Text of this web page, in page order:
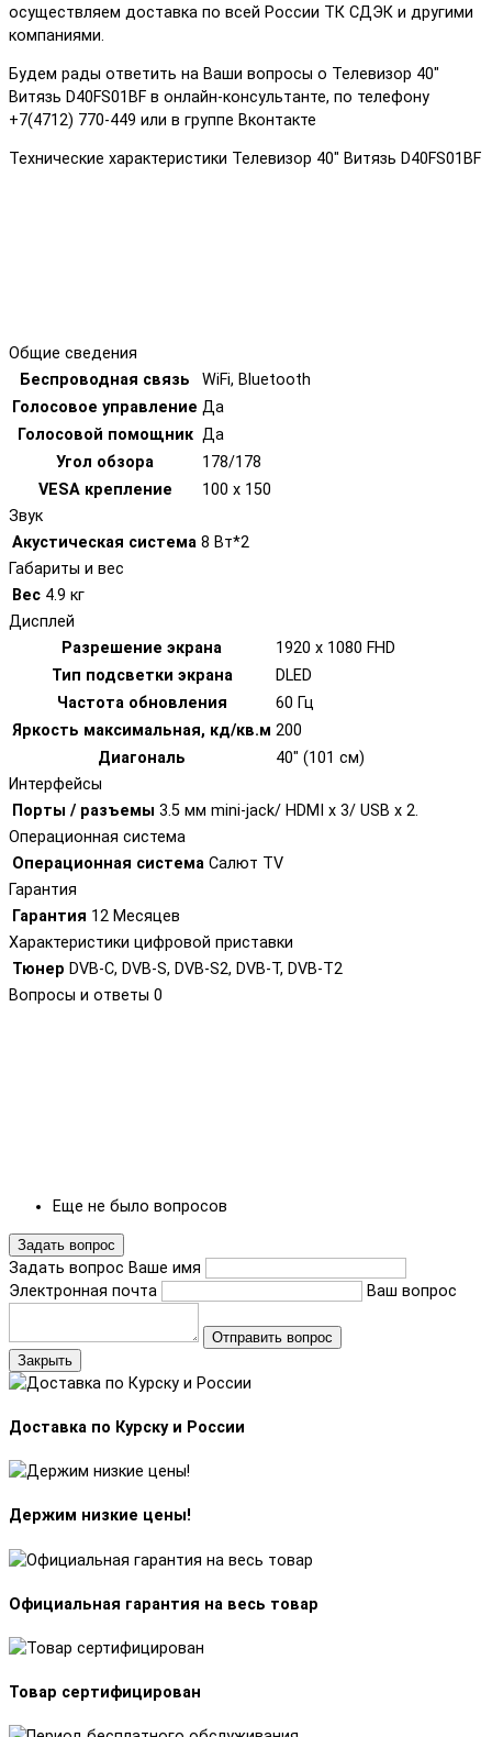
осуществляем доставка по всей России ТК СДЭК и другими
компаниями.
Будем рады ответить на Ваши вопросы о Телевизор 40"
Витязь D40FS01BF в онлайн-консультанте, по телефону
+7(4712) 770-449 или в группе Вконтакте
Технические характеристики Телевизор 40" Витязь D40FS01BF
Общие сведения
Беспроводная связь
WiFi, Bluetooth
Голосовое управление Да
Голосовой помощник Да
Угол обзора
178/178
VESA крепление
100 x 150
Звук
Акустическая система 8 Вт*2
Габариты и вес
Вес 4.9 кг
Дисплей
Разрешение экрана
1920 x 1080 FHD
Тип подсветки экрана
DLED
Частота обновления
60 Гц
Яркость максимальная, кд/кв.м 200
Диагональ
40" (101 см)
Интерфейсы
Порты / разъемы 3.5 мм mini-jack/ HDMI х 3/ USB х 2.
Операционная система
Операционная система Салют TV
Гарантия
Гарантия 12 Месяцев
Характеристики цифровой приставки
Тюнер DVB-C, DVB-S, DVB-S2, DVB-T, DVB-T2
Вопросы и ответы 0
Еще не было вопросов
Задать вопрос
Задать вопрос Ваше имя
Электронная почта
Ваш вопрос
Отправить вопрос
Закрыть
Доставка по Курску и России
Держим низкие цены!
Официальная гарантия на весь товар
Товар сертифицирован